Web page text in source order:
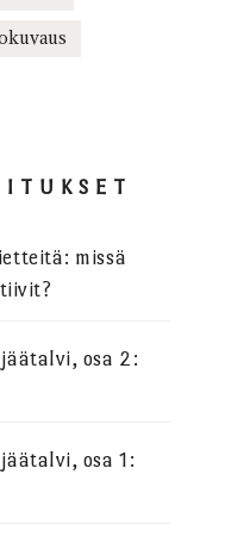
missä
osa 2:
osa 1: